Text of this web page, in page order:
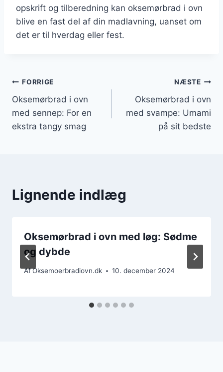
opskrift og tilberedning kan oksemørbrad i ovn
blive en fast del af din madlavning, uanset om
det er til hverdag eller fest.
Indlægsnavigation
FORRIGE
Oksemørbrad i ovn
med sennep: For en
ekstra tangy smag
NÆSTE
Oksemørbrad i ovn
med svampe: Umami
på sit bedste
Lignende indlæg
Oksemørbrad i ovn med løg: Sødme
og dybde
AfOksemoerbradiovn.dk 10. december 2024